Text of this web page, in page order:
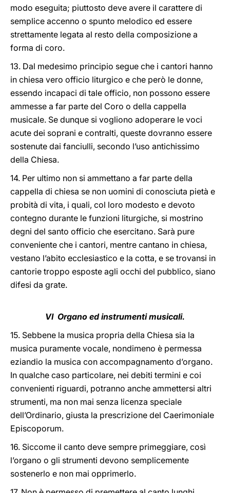
modo eseguita; piuttosto deve avere il carattere di
semplice accenno o spunto melodico ed essere
strettamente legata al resto della composizione a
forma di coro.
13. Dal medesimo principio segue che i cantori hanno
in chiesa vero officio liturgico e che però le donne,
essendo incapaci di tale officio, non possono essere
ammesse a far parte del Coro o della cappella
musicale. Se dunque si vogliono adoperare le voci
acute dei soprani e contralti, queste dovranno essere
sostenute dai fanciulli, secondo l’uso antichissimo
della Chiesa.
14. Per ultimo non si ammettano a far parte della
cappella di chiesa se non uomini di conosciuta pietà e
probità di vita, i quali, col loro modesto e devoto
contegno durante le funzioni liturgiche, si mostrino
degni del santo officio che esercitano. Sarà pure
conveniente che i cantori, mentre cantano in chiesa,
vestano l’abito ecclesiastico e la cotta, e se trovansi in
cantorie troppo esposte agli occhi del pubblico, siano
difesi da grate.
VI Organo ed instrumenti musicali.
15. Sebbene la musica propria della Chiesa sia la
musica puramente vocale, nondimeno è permessa
eziandio la musica con accompagnamento d’organo.
In qualche caso particolare, nei debiti termini e coi
convenienti riguardi, potranno anche ammettersi altri
strumenti, ma non mai senza licenza speciale
dell’Ordinario, giusta la prescrizione del Caerimoniale
Episcoporum.
16. Siccome il canto deve sempre primeggiare, così
l’organo o gli strumenti devono semplicemente
sostenerlo e non mai opprimerlo.